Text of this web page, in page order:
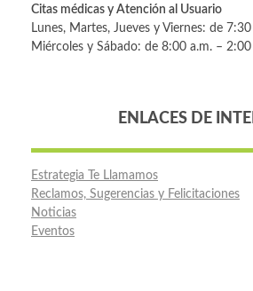
Citas médicas y Atención al Usuario
Lunes, Martes, Jueves y Viernes: de
Miércoles y Sábado: de 8:00 a.m. –
ENLACES DE
Estrategia Te Llamamos
Reclamos, Sugerencias y Felicitaciones
Noticias
Eventos